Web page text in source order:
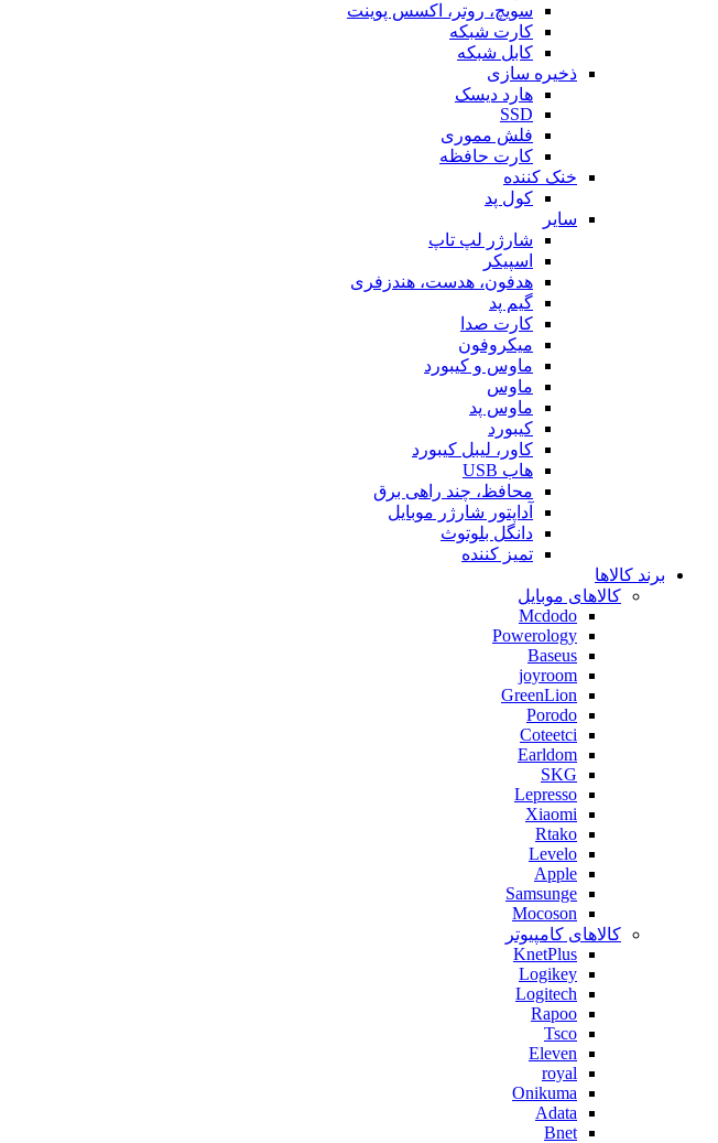
سویچ، روتر، اکسس پوینت
کارت شبکه
کابل شبکه
ذخیره سازی
هارد دیسک
SSD
فلش مموری
کارت حافظه
خنک کننده
کول پد
سایر
شارژر لپ تاپ
اسپیکر
هدفون، هدست، هندزفری
گیم پد
کارت صدا
میکروفون
ماوس و کیبورد
ماوس
ماوس پد
کیبورد
کاور، لیبل کیبورد
هاب USB
محافظ، چند راهی برق
آداپتور شارژر موبایل
دانگل بلوتوث
تمیز کننده
برند کالاها
کالاهای موبایل
Mcdodo
Powerology
Baseus
joyroom
GreenLion
Porodo
Coteetci
Earldom
SKG
Lepresso
Xiaomi
Rtako
Levelo
Apple
Samsunge
Mocoson
کالاهای کامپیوتر
KnetPlus
Logikey
Logitech
Rapoo
Tsco
Eleven
royal
Onikuma
Adata
Bnet